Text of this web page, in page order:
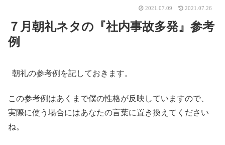
2021.07.09 2021.07.26
７月朝礼ネタの『社内事故多発』参考
例
朝礼の参考例を記しておきます。
この参考例はあくまで僕の性格が反映していますので、
実際に使う場合にはあなたの言葉に置き換えてください
ね。